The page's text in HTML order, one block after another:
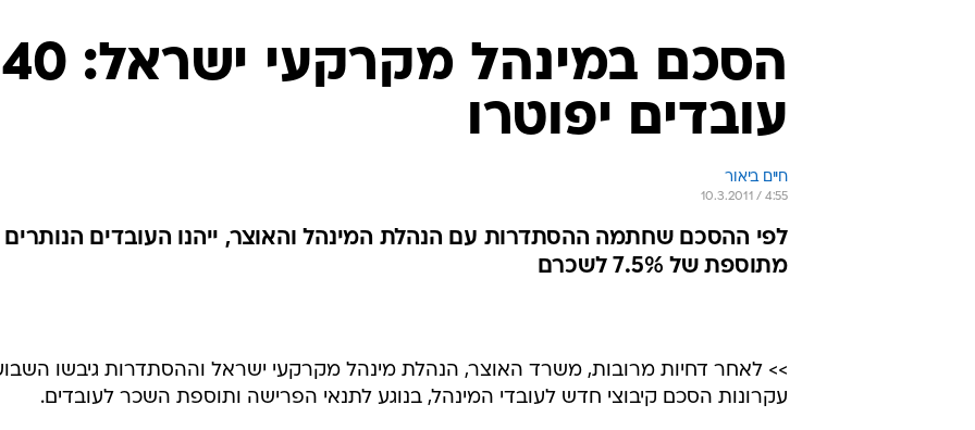
הסכם במינהל
עובדים יפוטרו
חיים ביאור
10.3.2011 / 4:55
לפי ההסכם שחתמה ההסתדרות עם הנהלת המינהל והאוצר, ייהנו העובדים הנותרים
מתוספת של 7.5% לשכרם
>> לאחר דחיות מרובות, משרד האוצר, הנהלת מינהל מקרקעי ישראל וההסתדרות גיבשו
עקרונות הסכם קיבוצי חדש לעובדי המינהל, בנוגע לתנאי הפרישה ותוספת השכר לעובדים.